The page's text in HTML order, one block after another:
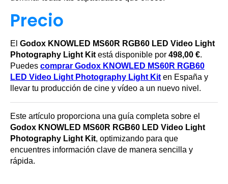
Precio
El Godox KNOWLED MS60R RGB60 LED Video Light
Photography Light Kitestá disponible por 498,00 €.
Puedes comprar Godox KNOWLED MS60R RGB60
LED Video Light Photography Light Kiten España y
llevar tu producción de cine y vídeo a un nuevo nivel.
Este artículo proporciona una guía completa sobre el
Godox KNOWLED MS60R RGB60 LED Video Light
Photography Light Kit, optimizando para que
encuentres información clave de manera sencilla y
rápida.